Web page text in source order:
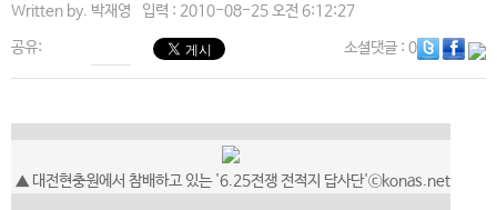
Written by. 박재영 입력 : 2010-08-25 오전 6:12:27
공유: 소셜댓글: 0
▲ 대전현충원에서 참배하고 있는 '6.25전쟁 전적지 답사단'ⓒkonas.net